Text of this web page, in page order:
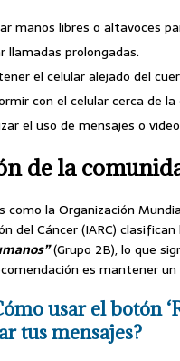
manos libres o altavoces
llamadas prolongadas.
el celular alejado del
con el celular cerca de la
el uso de mensajes o
de la
como la Organización
del Cáncer (IARC)
(Grupo 2B), lo que
es mantener
usar el botón
tus mensajes?